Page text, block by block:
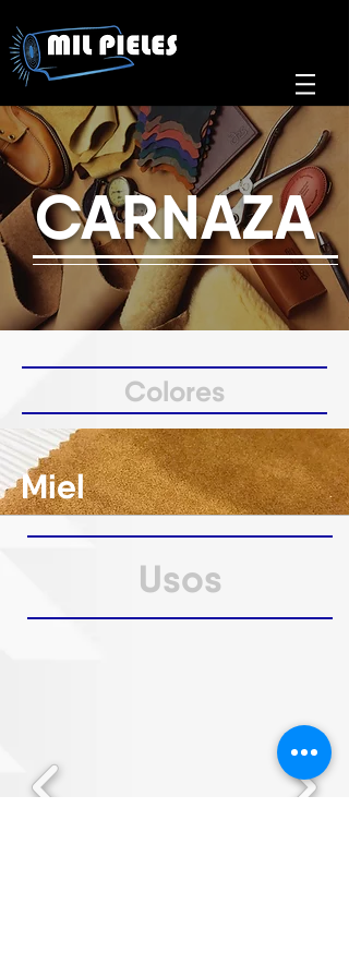
CARNAZA
Colores
Miel
Usos